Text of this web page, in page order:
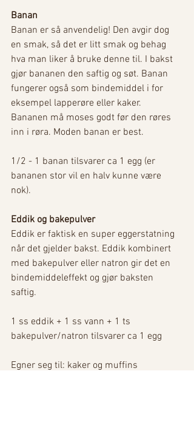
Banan
Banan er så anvendelig! Den avgir dog
en smak, så det er litt smak og behag
hva man liker å bruke denne til. I bakst
gjør bananen den saftig og søt. Banan
fungerer også som bindemiddel i for
eksempel lapperøre eller kaker.
Bananen må moses godt før den røres
inn i røra. Moden banan er best.
1/2 - 1 banan tilsvarer ca 1 egg (er
bananen stor vil en halv kunne være
nok).
Eddik og bakepulver
Eddik er faktisk en super eggerstatning
når det gjelder bakst. Eddik kombinert
med bakepulver eller natron gir det en
bindemiddeleffekt og gjør baksten
saftig.
1 ss eddik + 1 ss vann + 1 ts
bakepulver/natron tilsvarer ca 1 egg
Egner seg til: kaker og muffins